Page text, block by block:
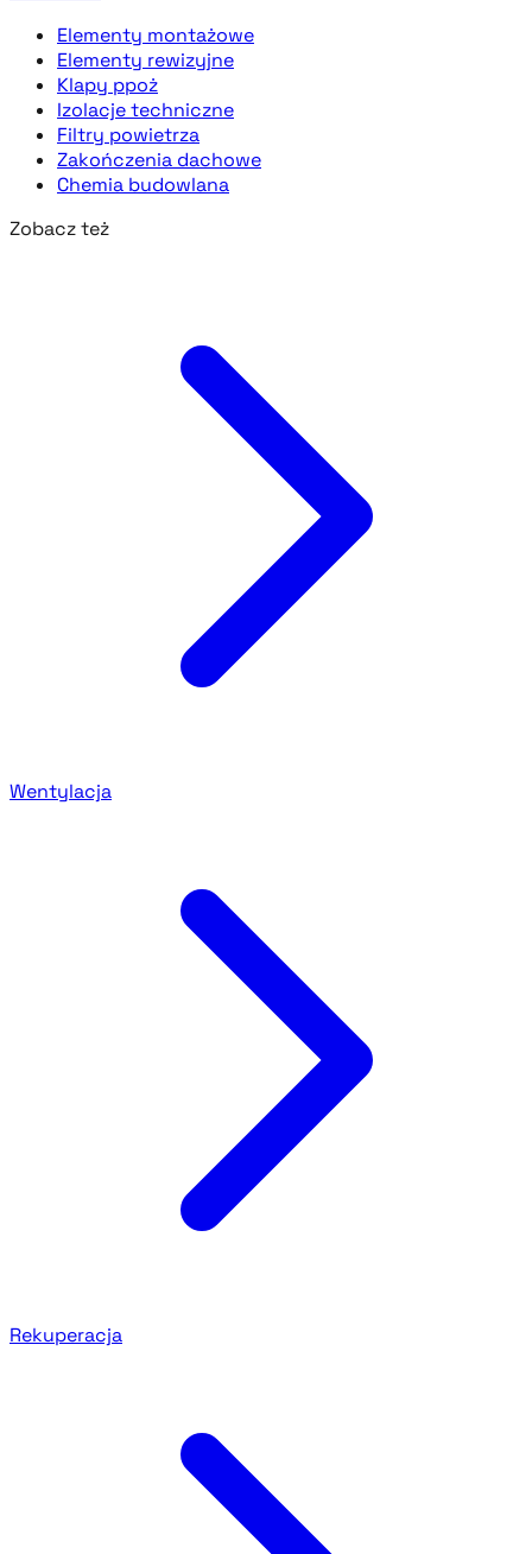
Elementy montażowe
Elementy rewizyjne
Klapy ppoż
Izolacje techniczne
Filtry powietrza
Zakończenia dachowe
Chemia budowlana
Zobacz też
Wentylacja
Rekuperacja